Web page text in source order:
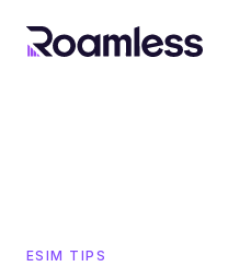
ESIM TIPS